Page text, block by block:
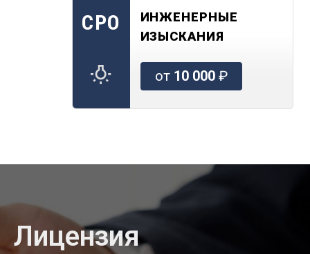
СРО
ИНЖЕНЕРНЫЕ
ИЗЫСКАНИЯ
от 10 000₽
Лицензия